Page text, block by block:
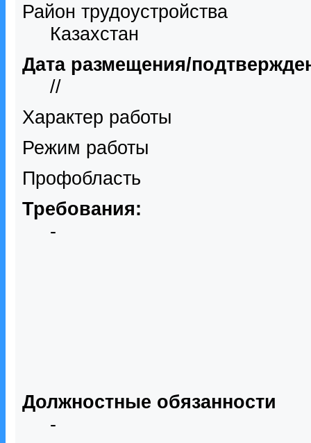
Район трудоустройства
Казахстан
Дата размещения/
//
Характер работы
Режим работы
Профобласть
Требования:
-
Должностные обязанности
-